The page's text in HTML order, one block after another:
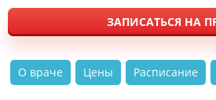
ЗАПИСАТЬСЯ НА
О враче Цены Расписание